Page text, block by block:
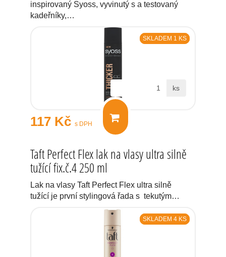
inspirovaný Syoss, vyvinutý s a testovaný
kadeřníky,…
SKLADEM 1 KS
117 Kč s DPH
ks
Taft Perfect Flex lak na vlasy ultra silně
tužící fix.č.4 250 ml
Lak na vlasy Taft Perfect Flex ultra silně
tužící je první stylingová řada s tekutým…
SKLADEM 4 KS